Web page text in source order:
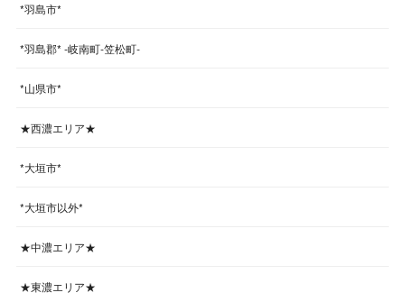
*羽島市*
*羽島郡* -岐南町-笠松町-
*山県市*
★西濃エリア★
*大垣市*
*大垣市以外*
★中濃エリア★
★東濃エリア★